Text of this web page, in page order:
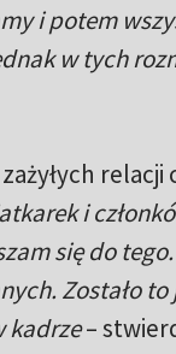
i potem
w tych
relacji
i
się do
Zostało to
kadrze–